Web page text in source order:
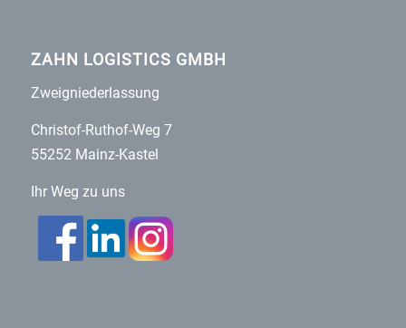
ZAHN LOGISTICS GMBH
Zweigniederlassung
Christof-Ruthof-Weg 7
55252 Mainz-Kastel
Ihr Weg zu uns